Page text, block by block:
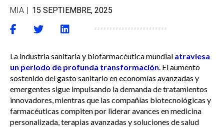
MIA | 15 SEPTIEMBRE, 2025
La industria sanitaria y biofarmacéutica mundial atraviesa
un periodo de profunda transformación . El aumento
sostenido del gasto sanitario en economías avanzadas y
emergentes sigue impulsando la demanda de tratamientos
innovadores, mientras que las compañías biotecnológicas y
farmacéuticas compiten por liderar avances en medicina
personalizada, terapias avanzadas y soluciones de salud